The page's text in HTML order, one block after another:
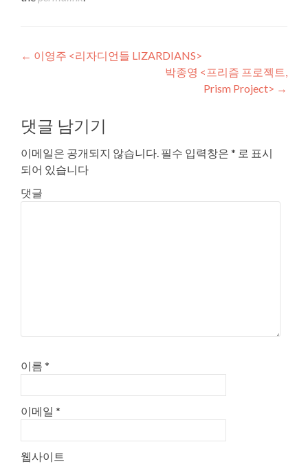
Post navigation
← 이영주 <리자디언들 LIZARDIANS>
박종영 <프리즘 프로젝트,
Prism Project> →
댓글 남기기
이메일은 공개되지 않습니다. 필수 입력창은 * 로 표시
되어 있습니다
댓글
이름 *
이메일 *
웹사이트